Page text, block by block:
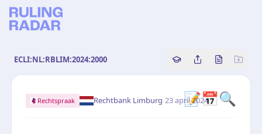
ECLI:NL:RBLIM:2024:2000 Copy source
Share this
Bekijk
📝📅🔍
Rechtspraak Rechtbank Limburg·23 april 2024